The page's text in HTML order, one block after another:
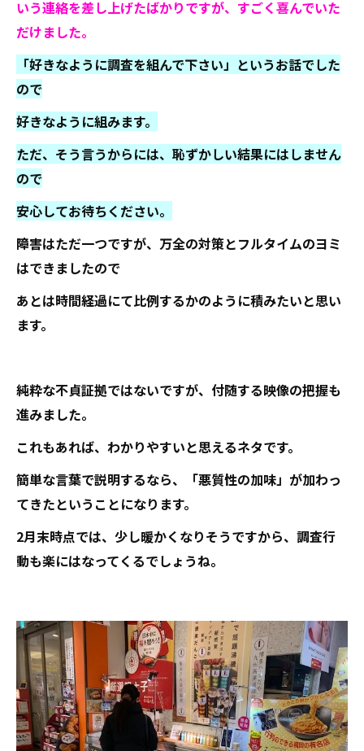
いう連絡を差し上げたばかりですが、すごく喜んでいた
だけました。
「好きなように調査を組んで下さい」というお話でした
ので
好きなように組みます。
ただ、そう言うからには、恥ずかしい結果にはしません
ので
安心してお待ちください。
障害はただ一つですが、万全の対策とフルタイムのヨミ
はできましたので
あとは時間経過にて比例するかのように積みたいと思い
ます。
純粋な不貞証拠ではないですが、付随する映像の把握も
進みました。
これもあれば、わかりやすいと思えるネタです。
簡単な言葉で説明するなら、「悪質性の加味」が加わっ
てきたということになります。
2月末時点では、少し暖かくなりそうですから、調査行
動も楽にはなってくるでしょうね。